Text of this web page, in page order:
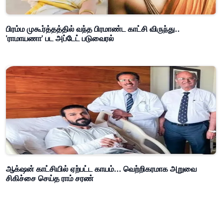
பிரம்ம முகூர்த்தத்தில் வந்த பிரமாண்ட காட்சி விருந்து..
'ராமாயணா' பட அப்டேட் படுவைரல்
ஆக்‌ஷன் காட்சியில் ஏற்பட்ட காயம்... வெற்றிகரமாக அறுவை
சிகிச்சை செய்த ராம் சரண்